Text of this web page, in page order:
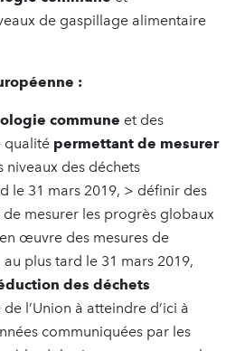
de gaspillage alimentaire
:
commune et des
qualité permettant de mesurer
niveaux des déchets
le 31 mars 2019, > définir des
mesurer les progrès globaux
œuvre des mesures de
plus tard le 31 mars 2019,
des déchets
de l’Union à atteindre d’ici à
communiquées par les